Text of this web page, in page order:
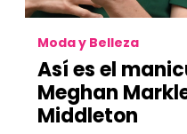
Moda y Belleza
Así es el
Meghan
Middleton